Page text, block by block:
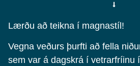
Lærðu að teikna í magnastíl!
Vegna veðurs þurfti að fella
sem var á dagskrá í vetrarfríinu